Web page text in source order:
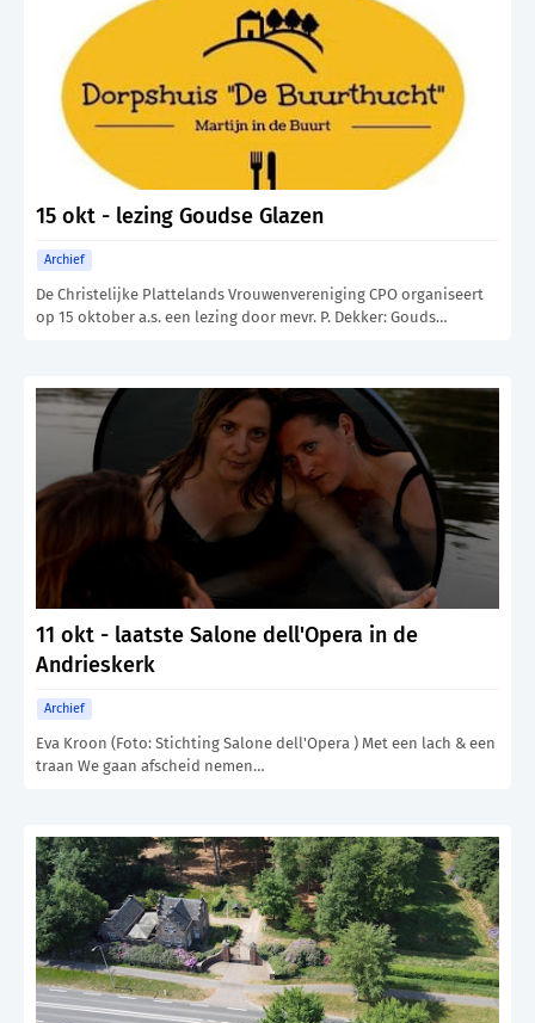
15 okt - lezing Goudse Glazen
Archief
De Christelijke Plattelands Vrouwenvereniging CPO organiseert
op 15 oktober a.s. een lezing door mevr. P. Dekker: Gouds…
11 okt - laatste Salone dell'Opera in de
Andrieskerk
Archief
Eva Kroon (Foto: Stichting Salone dell'Opera ) Met een lach & een
traan We gaan afscheid nemen…